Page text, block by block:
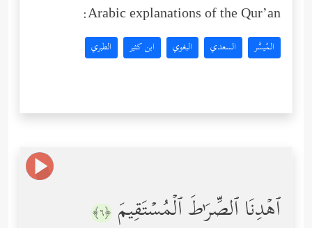
Arabic explanations of the Qur’an:
المُيسَّر السعدي البغوي ابن كثير الطبري
ٱهۡدِنَا ٱلصِّرَ ٰ⁠طَ ٱلۡمُسۡتَقِیمَ ﴿٦﴾